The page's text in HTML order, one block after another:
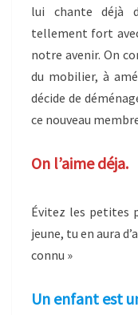
lui chante déjà
tellement fort
notre avenir. On
du mobilier, à
décide de
ce nouveau
On l’aime déja.
Évitez les petites
jeune, tu en aura
connu »
Un enfant est